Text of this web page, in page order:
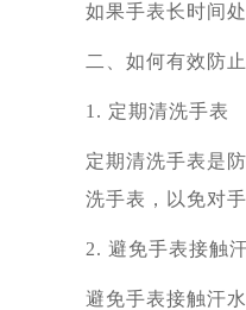
如果手表长时间
二、如何有效防
1. 定期清洗手表
定期清洗手表是
洗手表，以免对
2. 避免手表接触
避免手表接触汗